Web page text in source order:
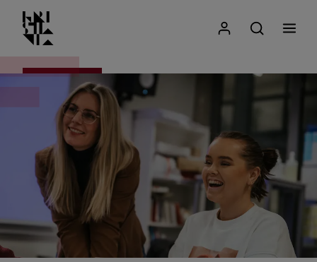
Gå
til
Kristiania logo
Mitt Kristiania
Åpne søk
Søk
Meny